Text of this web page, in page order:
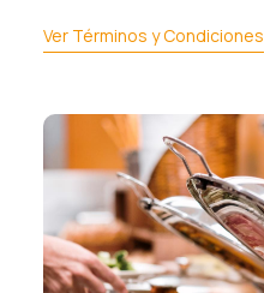
Ver Términos y Condiciones